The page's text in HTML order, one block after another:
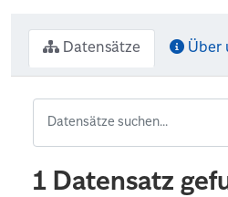
Datensätze Über
1 Datensatz